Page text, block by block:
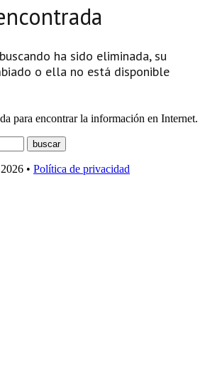
ha sido eliminada, su
o ella no está disponible
para encontrar la información en Internet.
• Política de privacidad